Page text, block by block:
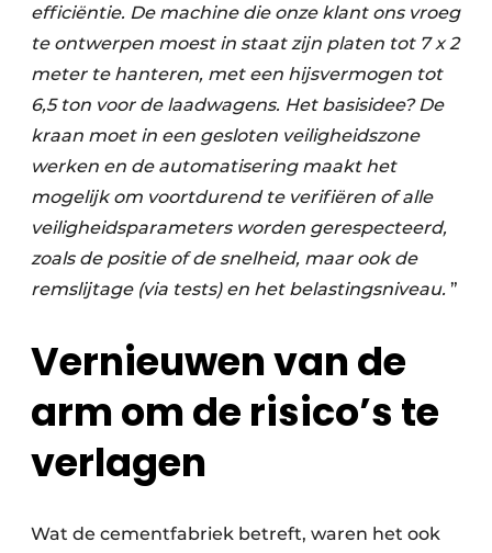
efficiëntie. De machine die onze klant ons vroeg
te ontwerpen moest in staat zijn platen tot 7 x 2
meter te hanteren, met een hijsvermogen tot
6,5 ton voor de laadwagens. Het basisidee? De
kraan moet in een gesloten veiligheidszone
werken en de automatisering maakt het
mogelijk om voortdurend te verifiëren of alle
veiligheidsparameters worden gerespecteerd,
zoals de positie of de snelheid, maar ook de
remslijtage (via tests) en het belastingsniveau. ”
Vernieuwen van de
arm om de risico’s te
verlagen
Wat de cementfabriek betreft, waren het ook